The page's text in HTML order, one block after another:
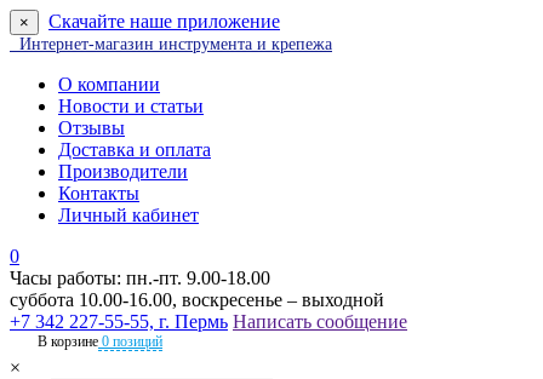
× Скачайте наше приложение
Интернет-магазин инструмента и крепежа
О компании
Новости и статьи
Отзывы
Доставка и оплата
Производители
Контакты
Личный кабинет
0
Часы работы: пн.-пт. 9.00-18.00
суббота 10.00-16.00, воскресенье – выходной
+7 342 227-55-55, г. Пермь Написать сообщение
В корзине 0 позиций
×